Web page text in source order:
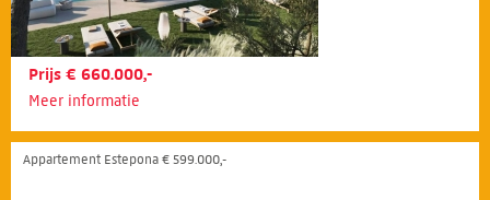
Prijs € 660.000,-
Meer informatie
Appartement Estepona € 599.000,-